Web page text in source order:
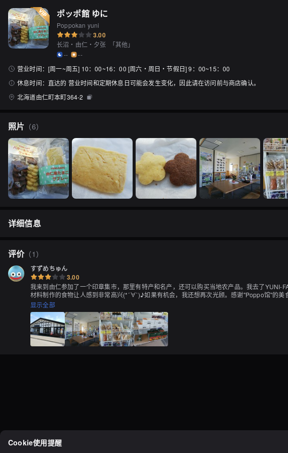
ポッポ館 ゆに
Poppokan yuni
3.00
长沼・由仁・夕张 「其他」
--
--
营业时间： [周一~周五] 10：00~16：00 [周六・周日・节假日] 9：00~15：00
休息时间： 直达的 营业时间和定期休息日可能会发生变化，因此请在访问前与商店确认。
北海道由仁町本町364-2
照片 （6）
详细信息
评价（1 ）
すずめちゅん
3.00
我来到由仁参加了一个印章集市，那里有特产和名产，还可以购买当地农产品。我去了
材料制作的食物让人感到非常高兴(*´∀`)♪如果有机会，我还想再次光顾。感谢"Poppo馆"的美
显示全部
Cookie使用提醒